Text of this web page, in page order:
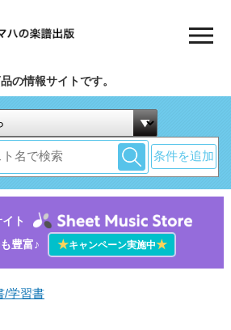
の情報サイトです。
条件を追加
ト
豊富♪
★キャンペーン実施中★
/学習書